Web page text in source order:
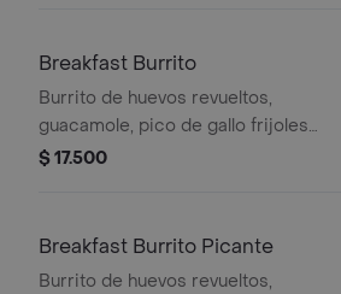
Breakfast Burrito
Burrito de huevos revueltos,
guacamole, pico de gallo frijoles
negros, arroz achiote, lechuga, queso
$ 17.500
Breakfast Burrito Picante
Burrito de huevos revueltos,